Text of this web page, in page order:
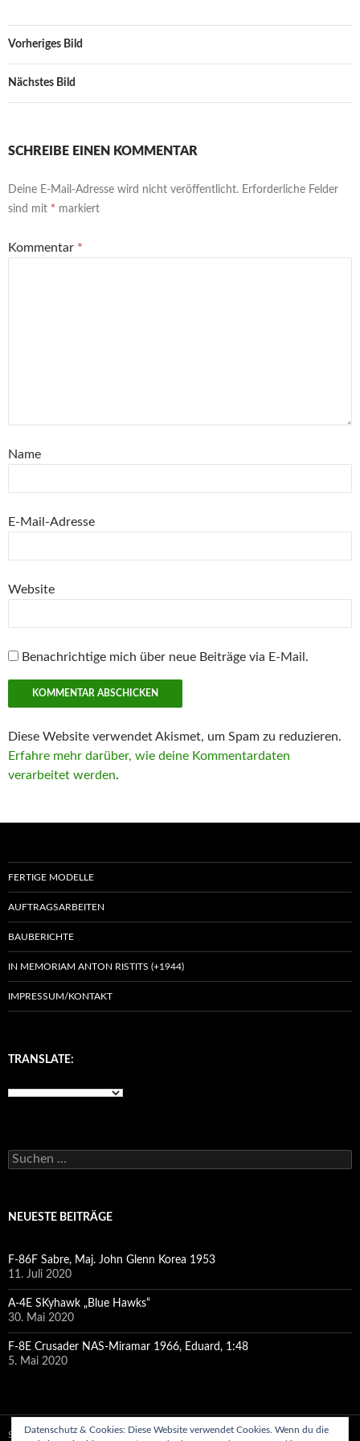
Vorheriges Bild
Nächstes Bild
SCHREIBE EINEN KOMMENTAR
Deine E-Mail-Adresse wird nicht veröffentlicht. Erforderliche Felder
sind mit * markiert
Kommentar *
Name
E-Mail-Adresse
Website
Benachrichtige mich über neue Beiträge via E-Mail.
Diese Website verwendet Akismet, um Spam zu reduzieren.
Erfahre mehr darüber, wie deine Kommentardaten
verarbeitet werden.
FERTIGE MODELLE
AUFTRAGSARBEITEN
BAUBERICHTE
IN MEMORIAM ANTON RISTITS (+1944)
IMPRESSUM/KONTAKT
TRANSLATE:
Suchen
nach:
NEUESTE BEITRÄGE
F-86F Sabre, Maj. John Glenn Korea 1953
11. Juli 2020
A-4E SKyhawk „Blue Hawks“
30. Mai 2020
F-8E Crusader NAS-Miramar 1966, Eduard, 1:48
5. Mai 2020
Stolz präsentiert von WordPress
Datenschutz & Cookies: Diese Website verwendet Cookies. Wenn du die